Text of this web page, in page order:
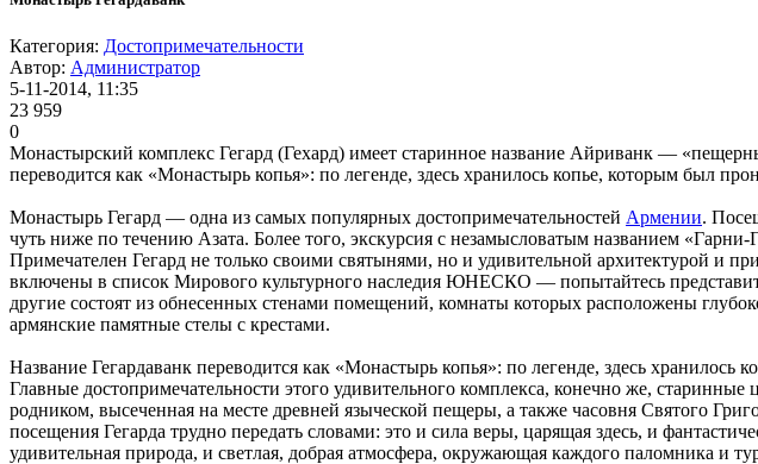
Категория: Достопримечательности
Автор: Администратор
5-11-2014, 11:35
23 959
0
Монастырский комплекс Гегард (Гехард) имеет старинное название Айриванк —
переводится как «Монастырь копья»: по легенде, здесь хранилось копье, которым был
Монастырь Гегард — одна из самых популярных достопримечательностей Армении.
чуть ниже по течению Азата. Более того, экскурсия с незамысловатым названием «Гарни-
Примечателен Гегард не только своими святынями, но и удивительной архитектурой и
включены в список Мирового культурного наследия ЮНЕСКО — попытайтесь
другие состоят из обнесенных стенами помещений, комнаты которых расположены
армянские памятные стелы с крестами.
Название Гегардаванк переводится как «Монастырь копья»: по легенде, здесь хранилось
Главные достопримечательности этого удивительного комплекса, конечно же,
родником, высеченная на месте древней языческой пещеры, а также часовня Святого
посещения Гегарда трудно передать словами: это и сила веры, царящая здесь, и
удивительная природа, и светлая, добрая атмосфера, окружающая каждого паломника и